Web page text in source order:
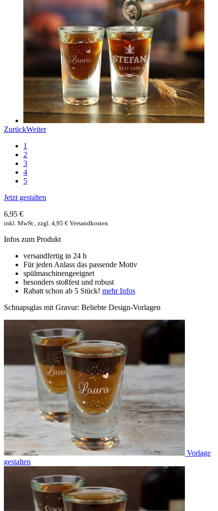
ZurückWeiter
1
2
3
4
5
Jetzt gestalten
6,95 €
inkl. MwSt., zzgl. 4,95 € Versandkosten
Infos zum Produkt
versandfertig in 24 h
Für jeden Anlass das passende Motiv
spülmaschinengeeignet
besonders stoßfest und robust
Rabatt schon ab 5 Stück! mehr Infos
Schnapsglas mit Gravur: Beliebte Design-Vorlagen
Vorlage
gestalten